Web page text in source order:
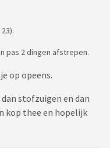
pas 2 dingen afstrepen.
op opeens.
stofzuigen en dan
kop thee en hopelijk